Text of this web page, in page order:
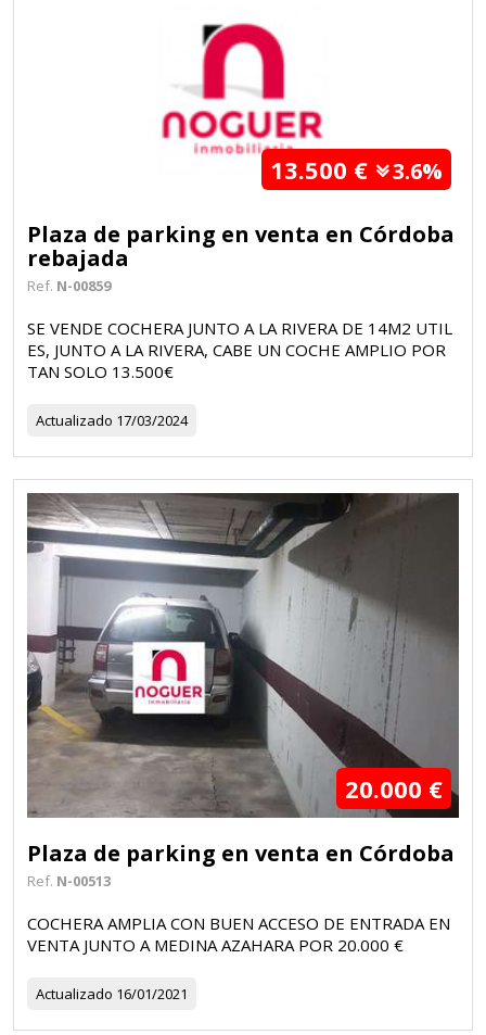
13.500 € 3.6%
Plaza de parking en venta en Córdoba
rebajada
Ref. N-00859
SE VENDE COCHERA JUNTO A LA RIVERA DE 14M2 UTIL
ES, JUNTO A LA RIVERA, CABE UN COCHE AMPLIO POR
TAN SOLO 13.500€
Actualizado 17/03/2024
20.000 €
Plaza de parking en venta en Córdoba
Ref. N-00513
COCHERA AMPLIA CON BUEN ACCESO DE ENTRADA EN
VENTA JUNTO A MEDINA AZAHARA POR 20.000 €
Actualizado 16/01/2021